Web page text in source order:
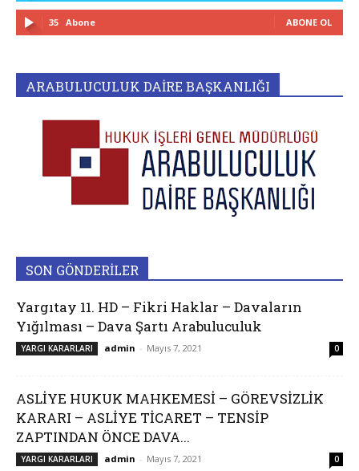
35 Abone ABONE OL
ARABULUCULUK DAİRE BAŞKANLIĞI
SON GÖNDERİLER
Yargıtay 11. HD – Fikri Haklar – Davaların
Yığılması – Dava Şartı Arabuluculuk
YARGI KARARLARI admin - Mayıs 7, 2021 0
ASLİYE HUKUK MAHKEMESİ – GÖREVSİZLİK
KARARI – ASLİYE TİCARET – TENSİP
ZAPTINDAN ÖNCE DAVA...
YARGI KARARLARI admin - Mayıs 7, 2021 0